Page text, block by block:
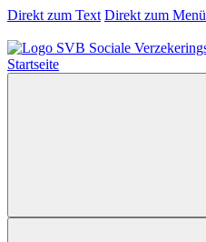
Direkt zum Text Direkt zum Menü
Startseite